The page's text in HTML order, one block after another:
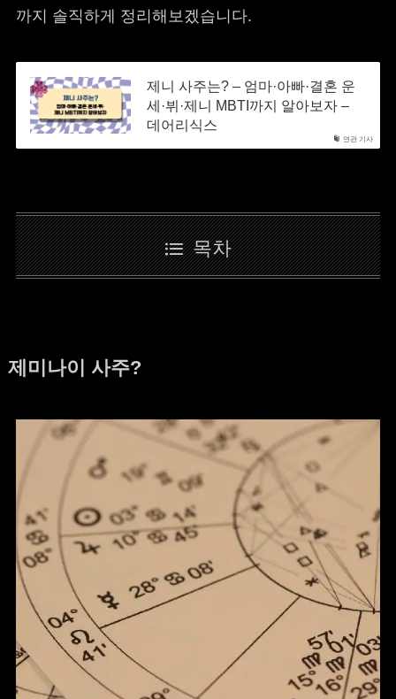
까지 솔직하게 정리해보겠습니다.
연관 기사
제니 사주는? – 엄마·아빠·결혼 운
세·뷔·제니 MBTI까지 알아보자 –
데어리식스
목차
제미나이 사주?